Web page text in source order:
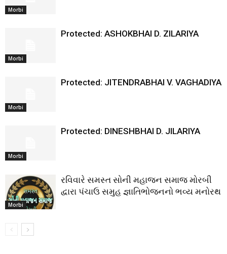
Morbi
Morbi
Protected: ASHOKBHAI D. ZILARIYA
Morbi
Protected: JITENDRABHAI V. VAGHADIYA
Morbi
Protected: DINESHBHAI D. JILARIYA
Morbi
રવિવારે સમસ્ત સોની મહાજન સમાજ મોરબી
દ્વારા પંચાઉ સમુહ જ્ઞાતિભોજનનો ભવ્ય મનોરથ